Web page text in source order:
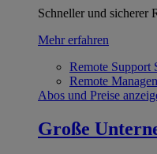
Schneller und sicherer
Mehr erfahren
Remote Support
Remote
Abos und Preise
Große